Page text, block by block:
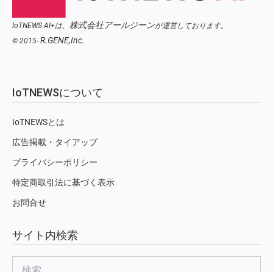
IoTNEWS AI+は、 株式会社アールジーンが運営しております。
© 2015- R.GENE,Inc.
IoTNEWSについて
IoTNEWSとは
広告掲載・タイアップ
プライバシーポリシー
特定商取引法に基づく表示
お問合せ
サイト内検索